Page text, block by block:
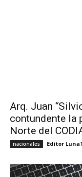
Arq. Juan
contundente la
Norte del
nacionales Editor